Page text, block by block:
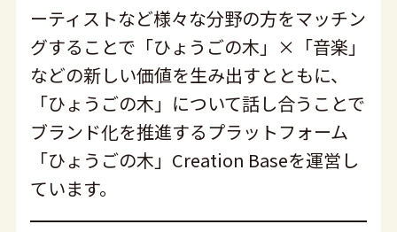
ーティストなど様々な分野の方をマッチン
グすることで「ひょうごの木」×「音楽」
などの新しい価値を生み出すとともに、
「ひょうごの木」について話し合うことで
ブランド化を推進するプラットフォーム
「ひょうごの木」Creation Baseを運営し
ています。